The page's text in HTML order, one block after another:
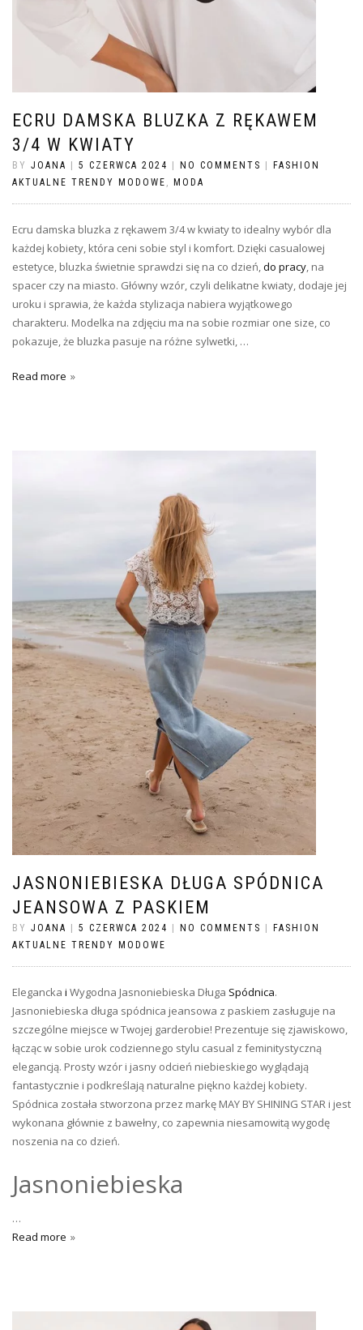
ECRU DAMSKA BLUZKA Z RĘKAWEM
3/4 W KWIATY
BY JOANA 5 CZERWCA 2024 NO COMMENTS
FASHION
AKTUALNE TRENDY MODOWE , MODA
Ecru damska bluzka z rękawem 3/4 w kwiaty to idealny wybór dla
każdej kobiety, która ceni sobie styl i komfort. Dzięki casualowej
estetyce, bluzka świetnie sprawdzi się na co dzień,do pracy, na
spacer czy na miasto. Główny wzór, czyli delikatne kwiaty, dodaje jej
uroku i sprawia, że każda stylizacja nabiera wyjątkowego
charakteru. Modelka na zdjęciu ma na sobie rozmiar one size, co
pokazuje, że bluzka pasuje na różne sylwetki, …
Read more
JASNONIEBIESKA DŁUGA SPÓDNICA
JEANSOWA Z PASKIEM
BY JOANA 5 CZERWCA 2024 NO COMMENTS
FASHION
AKTUALNE TRENDY MODOWE
Elegancka i Wygodna Jasnoniebieska Długa Spódnica.
Jasnoniebieska długa spódnica jeansowa z paskiem zasługuje na
szczególne miejsce w Twojej garderobie! Prezentuje się zjawiskowo,
łącząc w sobie urok codziennego stylu casual z feminitystyczną
elegancją. Prosty wzór i jasny odcień niebieskiego wyglądają
fantastycznie i podkreślają naturalne piękno każdej kobiety.
Spódnica została stworzona przez markę MAY BY SHINING STAR i jest
wykonana głównie z bawełny, co zapewnia niesamowitą wygodę
noszenia na co dzień.
Jasnoniebieska
…
Read more